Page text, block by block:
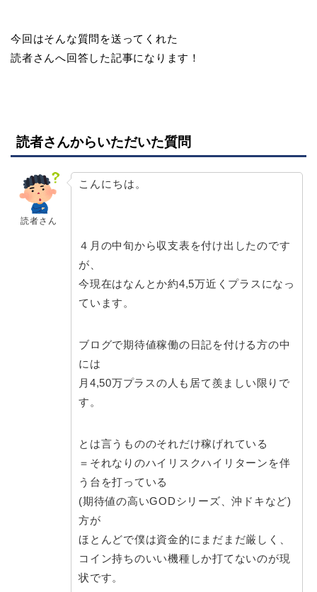
今回はそんな質問を送ってくれた
読者さんへ回答した記事になります！
読者さんからいただいた質問
読者さん
こんにちは。
４月の中旬から収支表を付け出したのです
が、
今現在はなんとか約4,5万近くプラスになっ
ています。
ブログで期待値稼働の日記を付ける方の中
には
月4,50万プラスの人も居て羨ましい限りで
す。
とは言うもののそれだけ稼げれている
＝それなりのハイリスクハイリターンを伴
う台を打っている
(期待値の高いGODシリーズ、沖ドキなど)
方が
ほとんどで僕は資金的にまだまだ厳しく、
コイン持ちのいい機種しか打てないのが現
状です。